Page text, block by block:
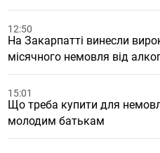
12:50
На Закарпатті винесли
місячного немовля від
15:01
Що треба купити для
молодим батькам